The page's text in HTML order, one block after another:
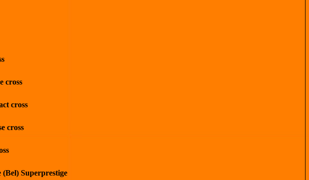
cross
cross
cross
Superprestige